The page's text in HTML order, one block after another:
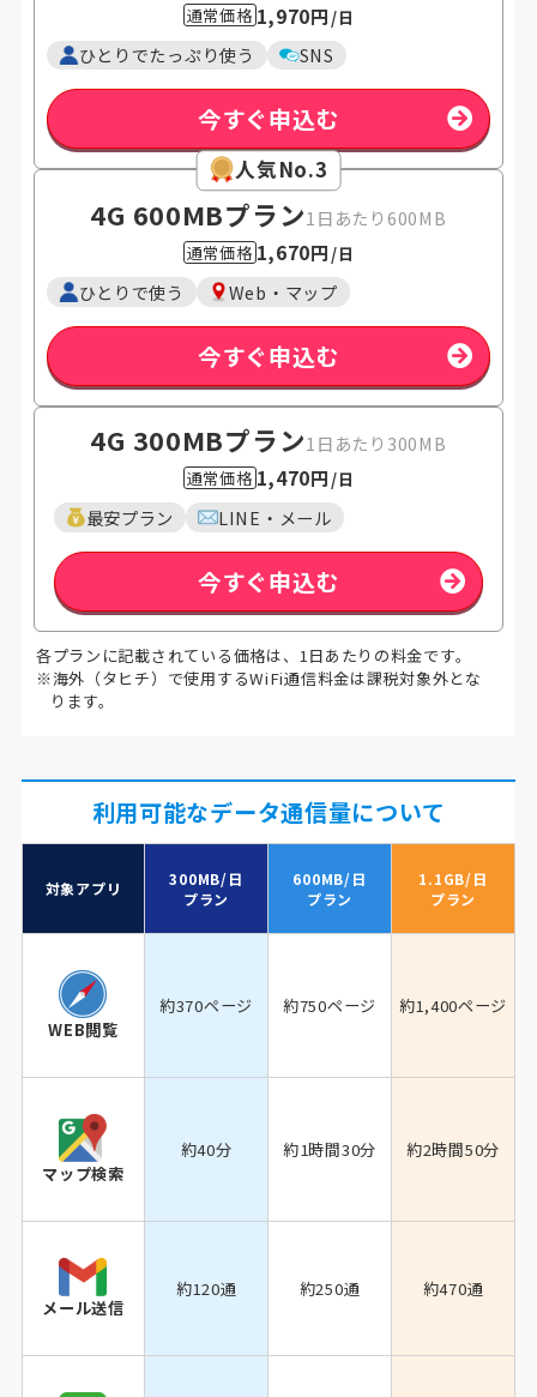
通常価格1,970円 /日
ひとりでたっぷり使う SNS
今すぐ申込む
人気No.3
4G 600MBプラン1日あたり600MB
通常価格1,670円 /日
ひとりで使う Web・マップ
今すぐ申込む
4G 300MBプラン1日あたり300MB
通常価格1,470円 /日
最安プラン LINE・メール
今すぐ申込む
各プランに記載されている価格は、1日あたりの料金です。
※海外（タヒチ）で使用するWiFi通信料金は課税対象外とな
ります。
利用可能なデータ通信量について
対象アプリ
300MB/日
プラン
600MB/日
プラン
1.1GB/日
プラン
WEB閲覧
約370ページ 約750ページ 約1,400ページ
マップ検索
約40分 約1時間30分 約2時間50分
メール送信
約120通 約250通 約470通